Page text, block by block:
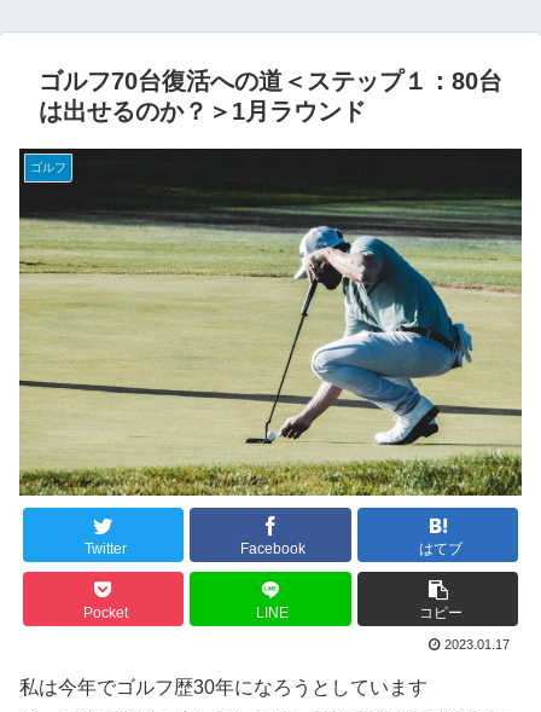
ゴルフ70台復活への道＜ステップ１：80台
は出せるのか？＞1月ラウンド
ゴルフ
Twitter Facebook はてブ
Pocket LINE コピー
2023.01.17
私は今年でゴルフ歴30年になろうとしています